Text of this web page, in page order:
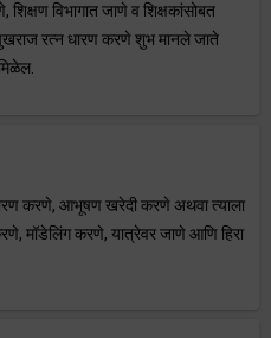
विभागात जाणे व शिक्षकांसोबत
रत्न धारण करणे शुभ मानले जाते
करणे, आभूषण खरेदी करणे अथवा त्याला
मॉडेलिंग करणे, यात्रेवर जाणे आणि हिरा